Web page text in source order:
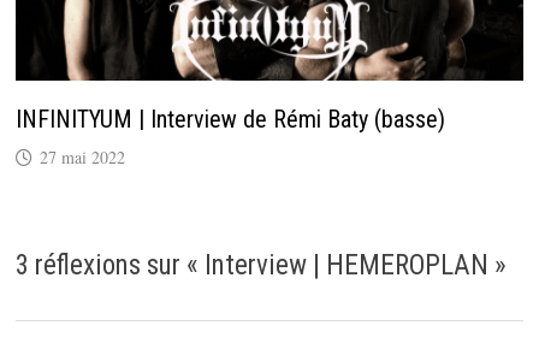
INFINITYUM | Interview de Rémi Baty (basse)
27 mai 2022
3 réflexions sur « Interview | HEMEROPLAN »